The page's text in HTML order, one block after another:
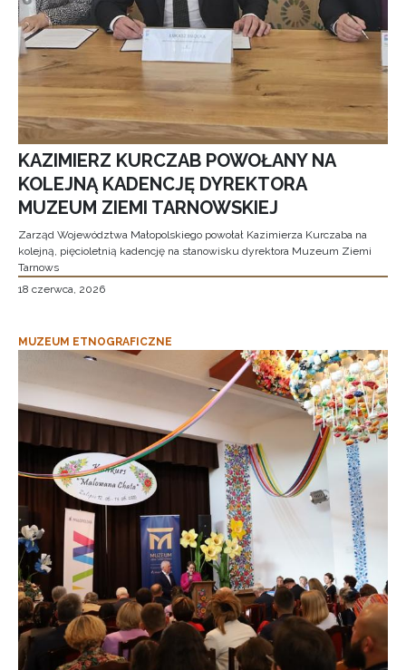
KAZIMIERZ KURCZAB POWOŁANY NA
KOLEJNĄ KADENCJĘ DYREKTORA
MUZEUM ZIEMI TARNOWSKIEJ
Zarząd Województwa Małopolskiego powołał Kazimierza Kurczaba na
kolejną, pięcioletnią kadencję na stanowisku dyrektora Muzeum Ziemi
Tarnows
18 czerwca, 2026
MUZEUM ETNOGRAFICZNE